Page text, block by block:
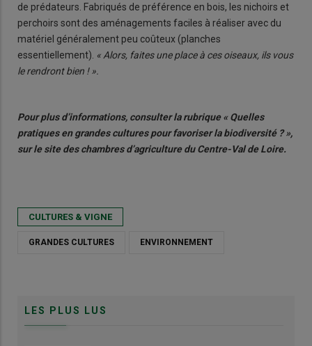
de prédateurs. Fabriqués de préférence en bois, les nichoirs et
perchoirs sont des aménagements faciles à réaliser avec du
matériel généralement peu coûteux (planches
essentiellement). « Alors, faites une place à ces oiseaux, ils vous
le rendront bien ! ».
Pour plus d’informations, consulter la rubrique « Quelles
pratiques en grandes cultures pour favoriser la biodiversité ? »,
sur le site des chambres d’agriculture du Centre-Val de Loire.
CULTURES & VIGNE
GRANDES CULTURES ENVIRONNEMENT
LES PLUS LUS